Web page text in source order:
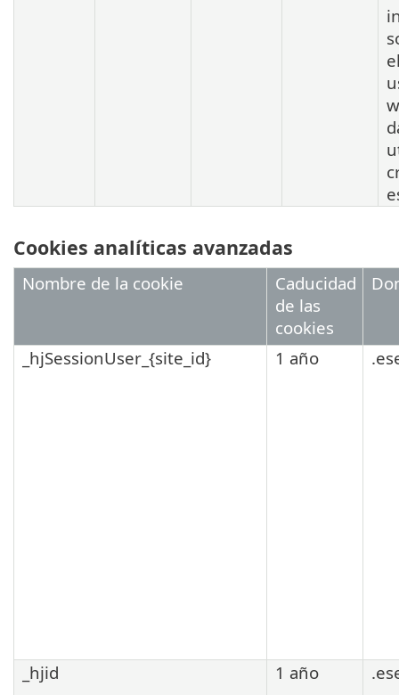
Cookies analíticas avanzadas
Nombre de la cookie
Caducidad
de las
cookies
_hjSessionUser_{site_id} 1 año
_hjid 1 año